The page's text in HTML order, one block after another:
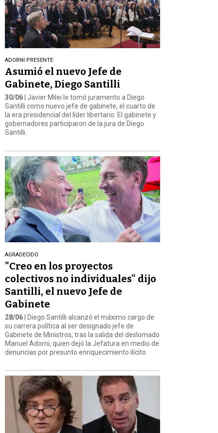
ADORNI PRESENTE
Asumió el nuevo Jefe de
Gabinete, Diego Santilli
30/06 | Javier Milei le tomó juramento a Diego
Santilli como nuevo jefe de gabinete, el cuarto de
la era presidencial del líder libertario. El gabinete y
gobernadores participaron de la jura de Diego
Santilli.
AGRADECIDO
"Creo en los proyectos
colectivos no individuales" dijo
Santilli, el nuevo Jefe de
Gabinete
28/06| Diego Santilli alcanzó el máximo cargo de
su carrera política al ser designado jefe de
Gabinete de Ministros, tras la salida del deslomado
Manuel Adorni, quien dejó la Jefatura en medio de
denuncias por presunto enriquecimiento ilícito